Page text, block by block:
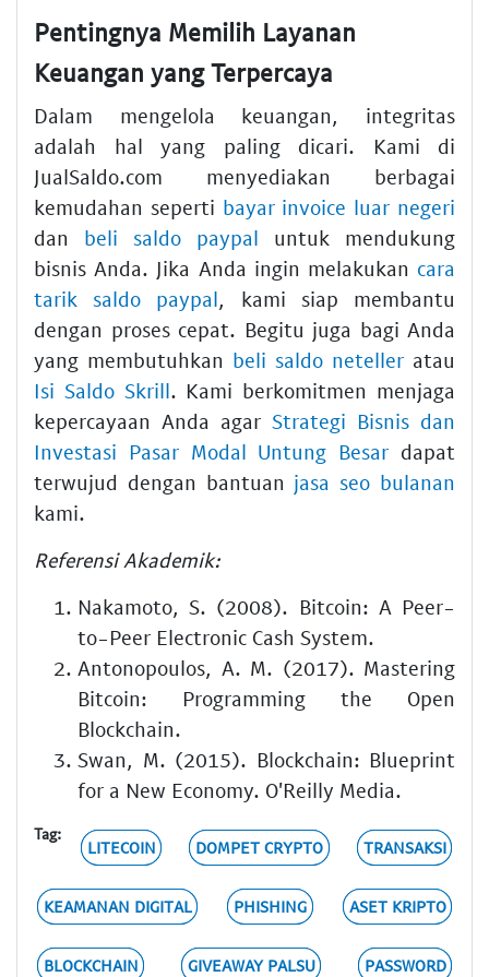
Pentingnya Memilih Layanan
Keuangan yang Terpercaya
Dalam mengelola keuangan, integritas
adalah hal yang paling dicari. Kami di
JualSaldo.com menyediakan berbagai
kemudahan seperti bayar invoice luar negeri
dan beli saldo paypal untuk mendukung
bisnis Anda. Jika Anda ingin melakukan cara
tarik saldo paypal, kami siap membantu
dengan proses cepat. Begitu juga bagi Anda
yang membutuhkan beli saldo neteller atau
Isi Saldo Skrill. Kami berkomitmen menjaga
kepercayaan Anda agar Strategi Bisnis dan
Investasi Pasar Modal Untung Besar dapat
terwujud dengan bantuan jasa seo bulanan
kami.
Referensi Akademik:
Nakamoto, S. (2008). Bitcoin: A Peer-
to-Peer Electronic Cash System.
Antonopoulos, A. M. (2017). Mastering
Bitcoin: Programming the Open
Blockchain.
Swan, M. (2015). Blockchain: Blueprint
for a New Economy. O'Reilly Media.
Tag:
LITECOIN DOMPET CRYPTO TRANSAKSI
KEAMANAN DIGITAL PHISHING ASET KRIPTO
BLOCKCHAIN GIVEAWAY PALSU PASSWORD